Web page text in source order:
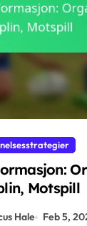
Motspill
Hale Feb 5,